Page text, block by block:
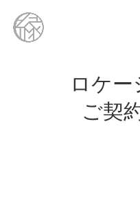
ロケ
ご契